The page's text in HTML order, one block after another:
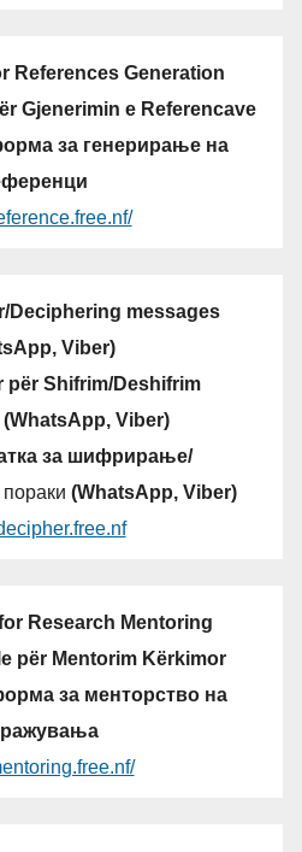
References Generation
Gjenerimin e Referencave
за генерирање на
Deciphering messages
Viber)
për Shifrim/Deshifrim
Viber)
за шифрирање/
(WhatsApp, Viber)
Research Mentoring
për Mentorim Kërkimor
за менторство на